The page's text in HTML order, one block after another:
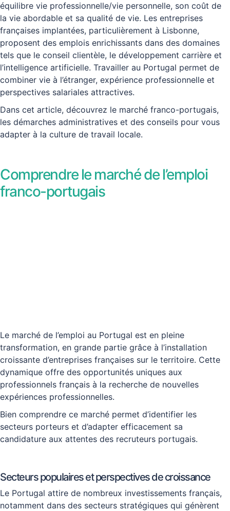
équilibre vie professionnelle/vie personnelle, son coût de
la vie abordable et sa qualité de vie. Les entreprises
françaises implantées, particulièrement à Lisbonne,
proposent des emplois enrichissants dans des domaines
tels que le conseil clientèle, le développement carrière et
l’intelligence artificielle. Travailler au Portugal permet de
combiner vie à l’étranger, expérience professionnelle et
perspectives salariales attractives.
Dans cet article, découvrez le marché franco-portugais,
les démarches administratives et des conseils pour vous
adapter à la culture de travail locale.
Comprendre le marché de l’emploi
franco-portugais
Le marché de l’emploi au Portugal est en pleine
transformation, en grande partie grâce à l’installation
croissante d’entreprises françaises sur le territoire. Cette
dynamique offre des opportunités uniques aux
professionnels français à la recherche de nouvelles
expériences professionnelles.
Bien comprendre ce marché permet d’identifier les
secteurs porteurs et d’adapter efficacement sa
candidature aux attentes des recruteurs portugais.
Secteurs populaires et perspectives de croissance
Le Portugal attire de nombreux investissements français,
notamment dans des secteurs stratégiques qui génèrent